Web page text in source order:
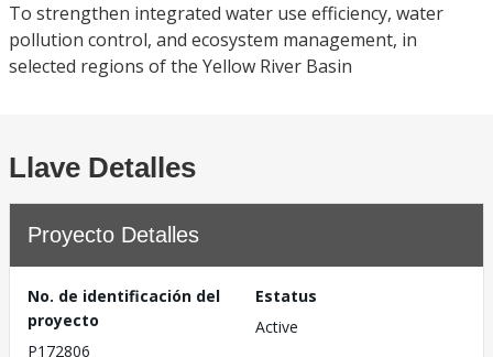
To strengthen integrated water use efficiency, water
pollution control, and ecosystem management, in
selected regions of the Yellow River Basin
Llave Detalles
Proyecto Detalles
No. de identificación del
proyecto
P172806
Estatus
Active